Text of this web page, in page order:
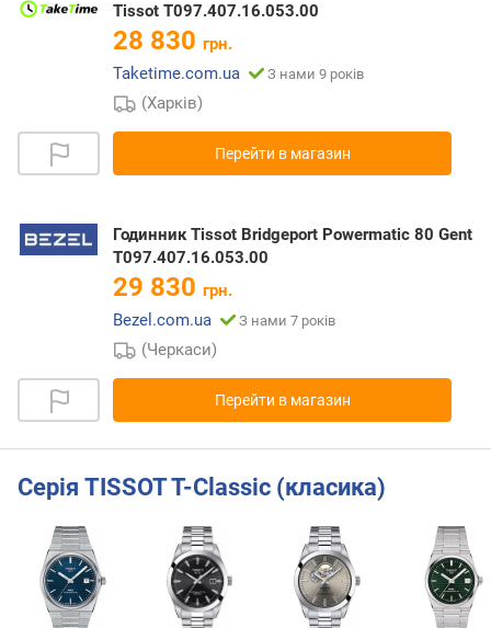
Tissot T097.407.16.053.00
28 830 грн.
Taketime.com.ua
З нами 9 років
(Харків)
Перейти в магазин
Годинник Tissot Bridgeport Powermatic 80 Gent
T097.407.16.053.00
29 830 грн.
Bezel.com.ua
З нами 7 років
(Черкаси)
Перейти в магазин
Серія TISSOT T-Classic (класика)